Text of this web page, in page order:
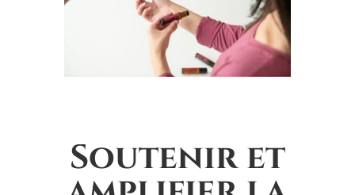
Soutenir et